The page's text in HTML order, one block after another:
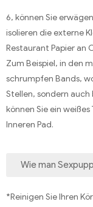
6, können Sie
isolieren die externe
Restaurant Papier an
Zum Beispiel, in den
schrumpfen Bands,
Stellen, sondern
können Sie ein
Inneren Pad.
Wie man
*Reinigen Sie Ihren